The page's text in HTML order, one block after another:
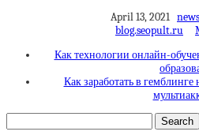
April 13, 2021
blog.seopult.ru
Как технологии онлайн-
Как заработать в